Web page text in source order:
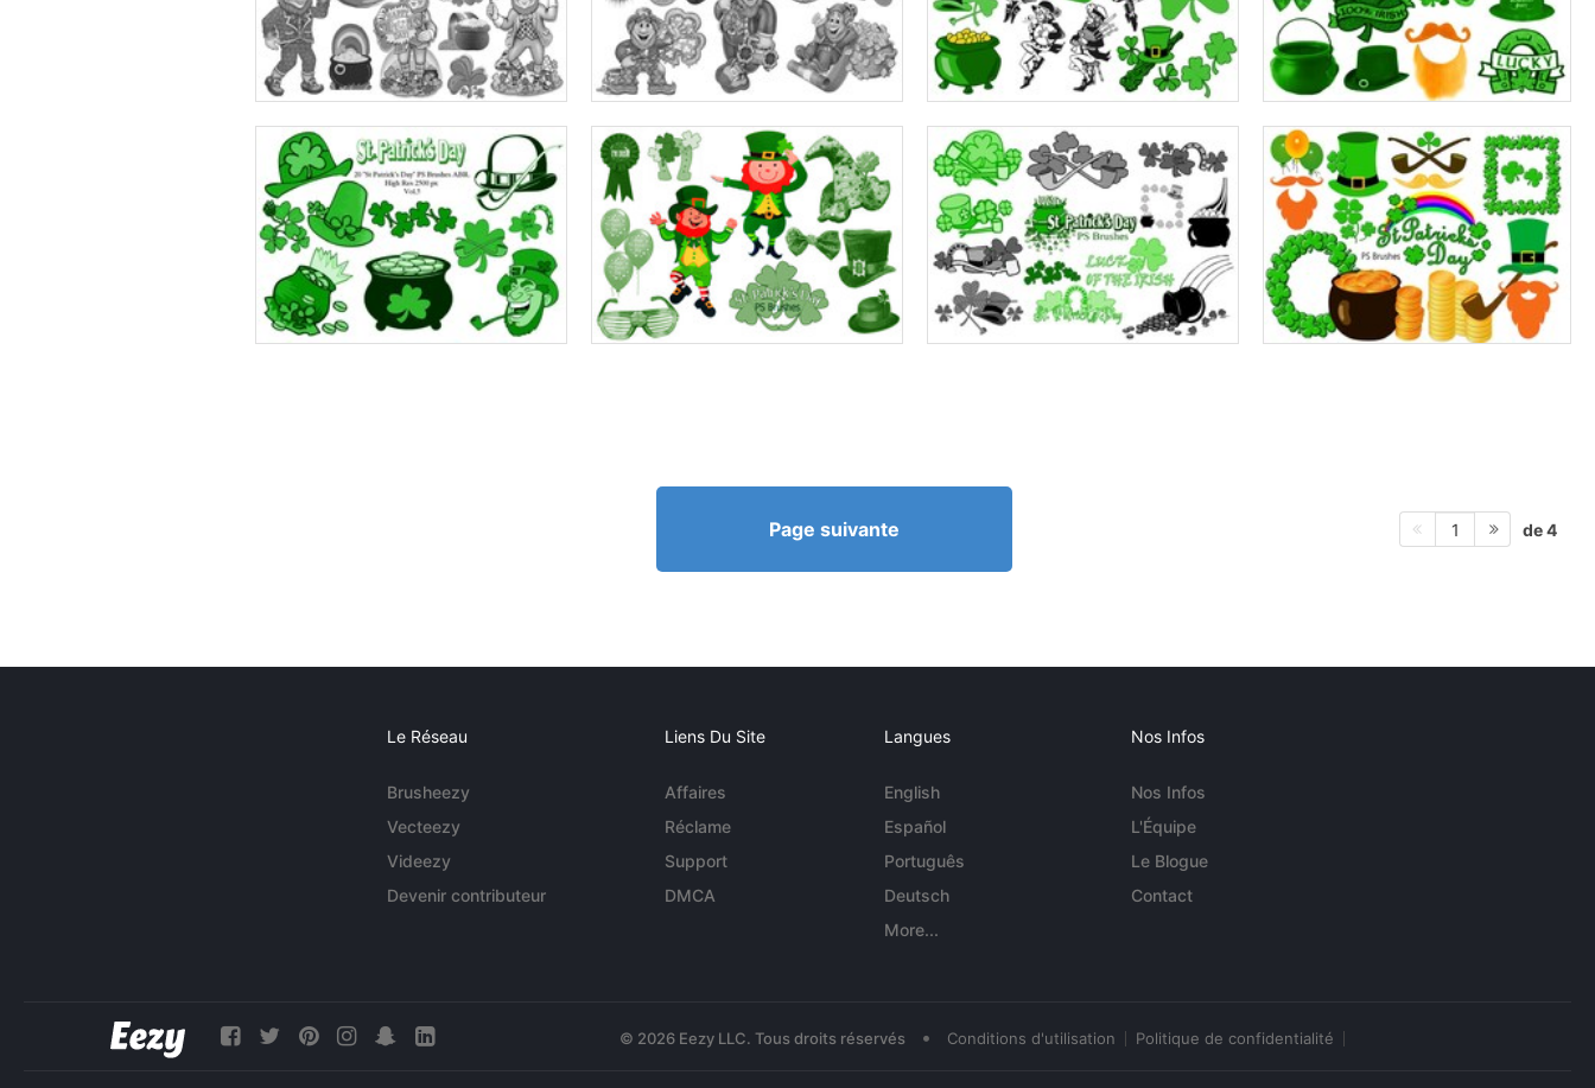
Page suivante 1 de 4
Le Réseau
Brusheezy
Vecteezy
Videezy
Devenir contributeur
Liens Du Site
Affaires
Réclame
Support
DMCA
Langues
English
Español
Português
Deutsch
More...
Nos Infos
Nos Infos
L'Équipe
Le Blogue
Contact
© 2026 Eezy LLC. Tous droits réservés • Conditions d'utilisation Politique de confidentialité